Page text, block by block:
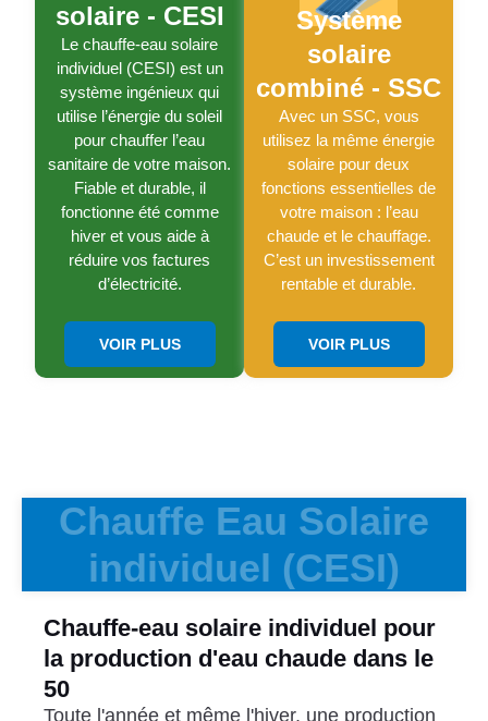
solaire - CESI
Le chauffe-eau solaire
individuel (CESI) est un
système ingénieux qui
utilise l’énergie du soleil
pour chauffer l’eau
sanitaire de votre maison.
Fiable et durable, il
fonctionne été comme
hiver et vous aide à
réduire vos factures
d’électricité.
VOIR PLUS
Système
solaire
combiné - SSC
Avec un SSC, vous
utilisez la même énergie
solaire pour deux
fonctions essentielles de
votre maison : l’eau
chaude et le chauffage.
C’est un investissement
rentable et durable.
VOIR PLUS
Chauffe Eau Solaire
individuel (CESI)
Chauffe-eau solaire individuel pour
la production d'eau chaude dans le
50
Toute l'année et même l'hiver, une production